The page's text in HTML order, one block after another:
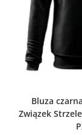
Bluza
Związek